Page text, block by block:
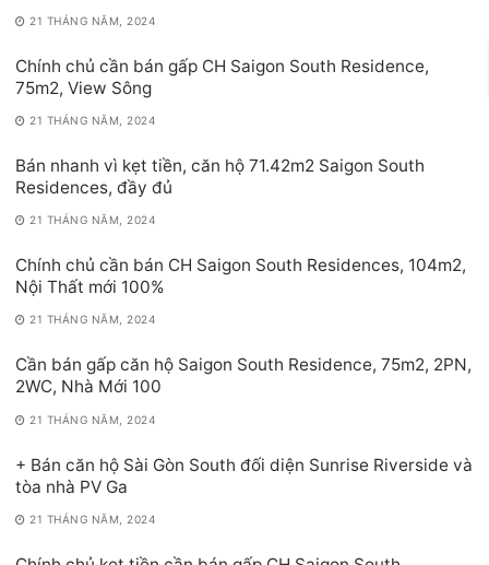
21 THÁNG NĂM, 2024
Chính chủ cần bán gấp CH Saigon South Residence,
75m2, View Sông
21 THÁNG NĂM, 2024
Bán nhanh vì kẹt tiền, căn hộ 71.42m2 Saigon South
Residences, đầy đủ
21 THÁNG NĂM, 2024
Chính chủ cần bán CH Saigon South Residences, 104m2,
Nội Thất mới 100%
21 THÁNG NĂM, 2024
Cần bán gấp căn hộ Saigon South Residence, 75m2, 2PN,
2WC, Nhà Mới 100
21 THÁNG NĂM, 2024
+ Bán căn hộ Sài Gòn South đối diện Sunrise Riverside và
tòa nhà PV Ga
21 THÁNG NĂM, 2024